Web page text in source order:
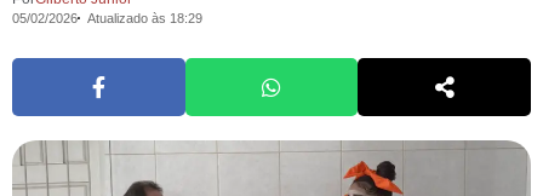
05/02/2026 Atualizado às 18:29